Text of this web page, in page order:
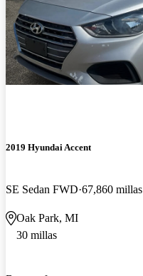
2019 Hyundai Accent
SE Sedan FWD 67,860 millas
Oak Park, MI
30 millas